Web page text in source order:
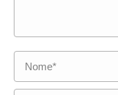
Nome *